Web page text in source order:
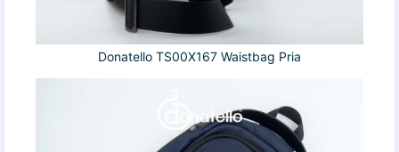
Donatello TS00X167 Waistbag Pria